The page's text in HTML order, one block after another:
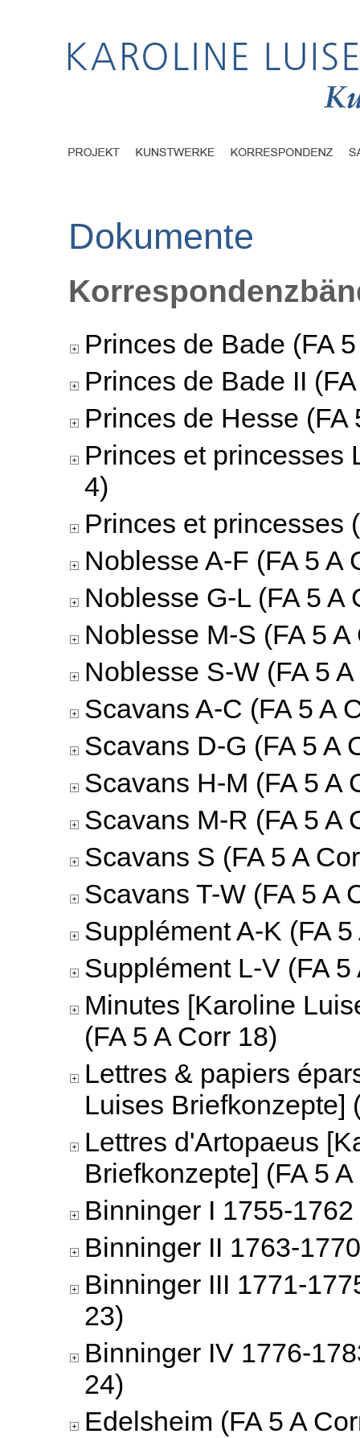
Dokumente
Princes de Bade (FA
Princes de Bade II
Princes de Hesse (FA
Princes et princesses
4)
Princes et princesses
Noblesse A-F (FA 5 A
Noblesse G-L (FA 5 A
Noblesse M-S (FA 5 A
Noblesse S-W (FA 5
Scavans A-C (FA 5 A
Scavans D-G (FA 5 A
Scavans H-M (FA 5 A
Scavans M-R (FA 5 A
Scavans S (FA 5 A
Scavans T-W (FA 5 A
Supplément A-K (FA
Supplément L-V (FA 5
Minutes [Karoline
(FA 5 A Corr 18)
Lettres & papiers
Luises Briefkonzepte]
Lettres d'Artopaeus
Briefkonzepte] (FA 5
Binninger I 1755-
Binninger II 1763-
Binninger III 1771-
23)
Binninger IV 1776-
24)
Edelsheim (FA 5 A